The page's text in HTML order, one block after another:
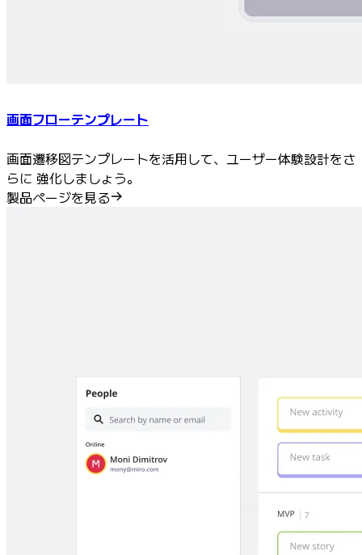
画面フローテンプレート
画面遷移図テンプレートを活用して、ユーザー体験設計をさ
らに 強化しましょう。
製品ページを見る